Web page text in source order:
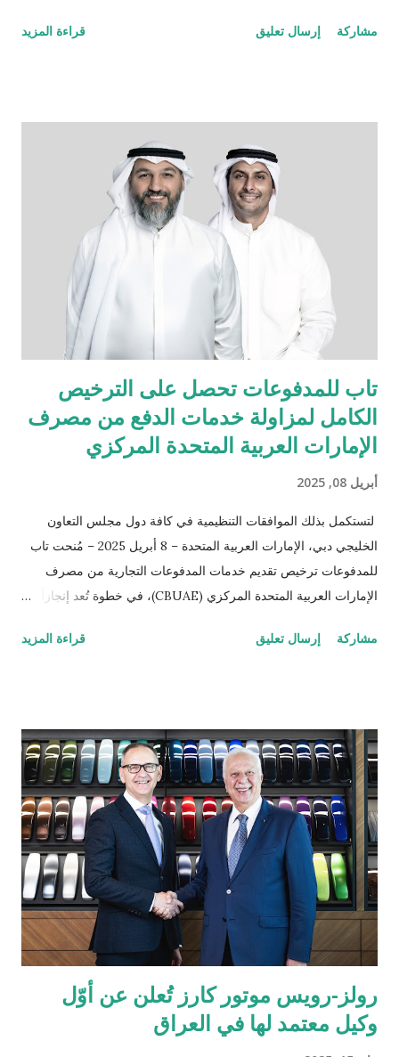
للمبيعات والتسويق العالمي لشركة مازدا. وبموجب هذه الشراكة،
والاعتمادية، والمصمّمة خصيصاً لتناسب أجواء واحتياجات الشرق
الأوسط. تبدأ المرحلة الأولى بإطلاق مركزين متكاملين يشملان مبيعات
وخدمات ما بعد البيع وقطع الغيار في بغداد والسليمانية، كخطوة أولى
ضمن خطة توسّع طموحة تهدف إلى تقديم تجربة مازدا المتكاملة في
مختلف أنحاء العراق، وتشمل لاحقاً افتتاح مركزين إضافيين في أربيل
والبصرة. ولا تقتصر مهمتنا على تقديم السيارات الجديدة فحسب، بل
تشمل أيضاً خدمة مالكي سيارات مازدا الحاليين في مختلف أنحاء
مشاركة إرسال تعليق قراءة المزيد
تاب للمدفوعات تحصل على الترخيص
الكامل لمزاولة خدمات الدفع من مصرف
الإمارات العربية المتحدة المركزي
أبريل 08, 2025
لتستكمل بذلك الموافقات التنظيمية في كافة دول مجلس التعاون
الخليجي دبي، الإمارات العربية المتحدة – 8 أبريل 2025 – مُنحت تاب
للمدفوعات ترخيص تقديم خدمات المدفوعات التجارية من مصرف
الإمارات العربية المتحدة المركزي (CBUAE)، في خطوة تُعد إنجازاً
تاب للمدفوعات جميع الموافقات التنظيمية والتراخيص المطلوبة في
كلٍّ من السعودية، الكويت، قطر، البحرين، عُمان، والإمارات، تواصل
تاب للمدفوعات ترسيخ مكانتها كأحد أكثر مزوّدي خدمات الدفع ترخيصاً
والتزاماً بالامتثال التنظيمي ضمن الشركات العاملة في دول الخليج. كما
يؤكّد هذا الإنجاز دور تاب للمدفوعات في توحيد وتبسيط عمليات الدفع
الرقمي على مستوى منطقة الشرق الأوسط وشمال إفريقيا، انسجاماً
مع رؤيتها الهادفة إلى تطوير منظومة المدفوعات في المنطقة. يشهد
قطاع المدفوعات الرقمية في دولة الإمارات نمواً متسارعاً، إذ من ...
مشاركة إرسال تعليق قراءة المزيد
رولز-رويس موتور كارز تُعلن عن أوّل
وكيل معتمد لها في العراق